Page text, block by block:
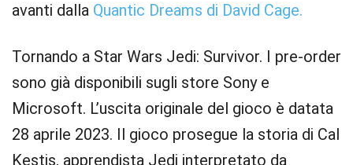
avanti dalla Quantic Dreams di David Cage.
Tornando a Star Wars Jedi: Survivor. I pre-order
sono già disponibili sugli store Sony e
Microsoft. L’uscita originale del gioco è datata
28 aprile 2023. Il gioco prosegue la storia di Cal
Kestis, apprendista Jedi interpretato da